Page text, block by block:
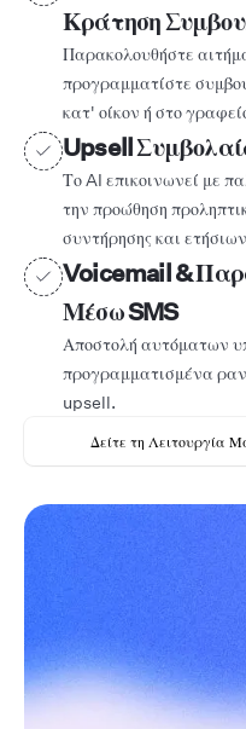
Κράτηση
Παρακολουθήστε
προγραμματίστε
κατ' οίκον ή στο
Upsell
Το AI επικοινωνεί με
την προώθηση
συντήρησης και
Voicemail &
Μέσω SMS
Αποστολή αυτόματων
προγραμματισμένα
upsell.
Δείτε τη Λειτουργία